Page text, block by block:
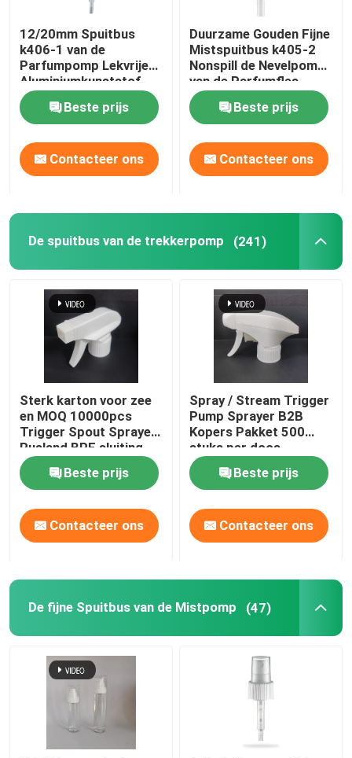
pompfles zonder lucht
Creditcardspuitbus
Pen Perfume Spray
Plastic GLB
Deodorantstok
Glazen fles
12/20mm Spuitbus
k406-1 van de
Parfumpomp Lekvrije
Aluminiumkunststof
Beste prijs
Contacteer ons
Duurzame Gouden Fijne
Mistspuitbus k405-2
Nonspill de Nevelpomp
van de Parfumfles
Beste prijs
Contacteer ons
De spuitbus van de trekkerpomp (241)
Sterk karton voor zee
en MOQ 10000pcs
Trigger Spout Sprayer
Rusland BPF sluiting
Beste prijs
Contacteer ons
Spray / Stream Trigger
Pump Sprayer B2B
Kopers Pakket 500
stuks per doos
Beste prijs
Contacteer ons
De fijne Spuitbus van de Mistpomp (47)